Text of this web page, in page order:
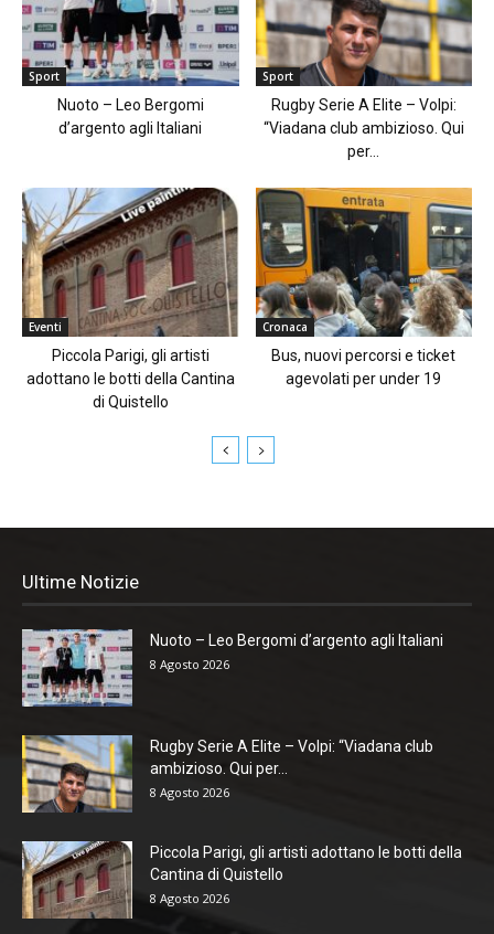
Sport
Nuoto – Leo Bergomi
d’argento agli Italiani
Sport
Rugby Serie A Elite – Volpi:
“Viadana club ambizioso. Qui
per...
Eventi
Piccola Parigi, gli artisti
adottano le botti della Cantina
di Quistello
Cronaca
Bus, nuovi percorsi e ticket
agevolati per under 19
Ultime Notizie
Nuoto – Leo Bergomi d’argento agli Italiani
8 Agosto 2026
Rugby Serie A Elite – Volpi: “Viadana club
ambizioso. Qui per...
8 Agosto 2026
Piccola Parigi, gli artisti adottano le botti della
Cantina di Quistello
8 Agosto 2026